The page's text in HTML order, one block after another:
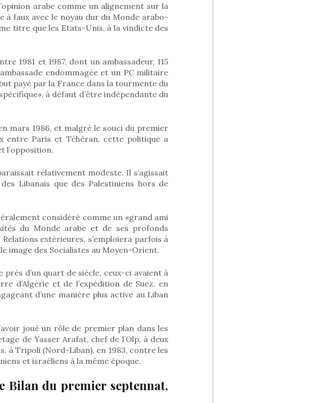
arabe comme un alignement sur la
faux avec le noyau dur du Monde arabo-
titre que les Etats-Unis, à la vindicte des
1981 et 1987, dont un ambassadeur, 115
endommagée et un PC militaire
payé par la France dans la tourmente du
à défaut d’être indépendante du
mars 1986, et malgré le souci du premier
entre Paris et Téhéran, cette politique a
l’opposition.
relativement modeste. Il s’agissait
Libanais que des Palestiniens hors de
considéré comme un «grand ami
du Monde arabe et de ses profonds
extérieures, s’emploiera parfois à
image des Socialistes au Moyen-Orient.
près d’un quart de siècle, ceux-ci avaient à
d’Algérie et de l’expédition de Suez, en
d’une manière plus active au Liban
joué un rôle de premier plan dans les
de Yasser Arafat, chef de l’Olp, à deux
à Tripoli (Nord-Liban), en 1983, contre les
et israéliens à la même époque.
Bilan du premier septennat,